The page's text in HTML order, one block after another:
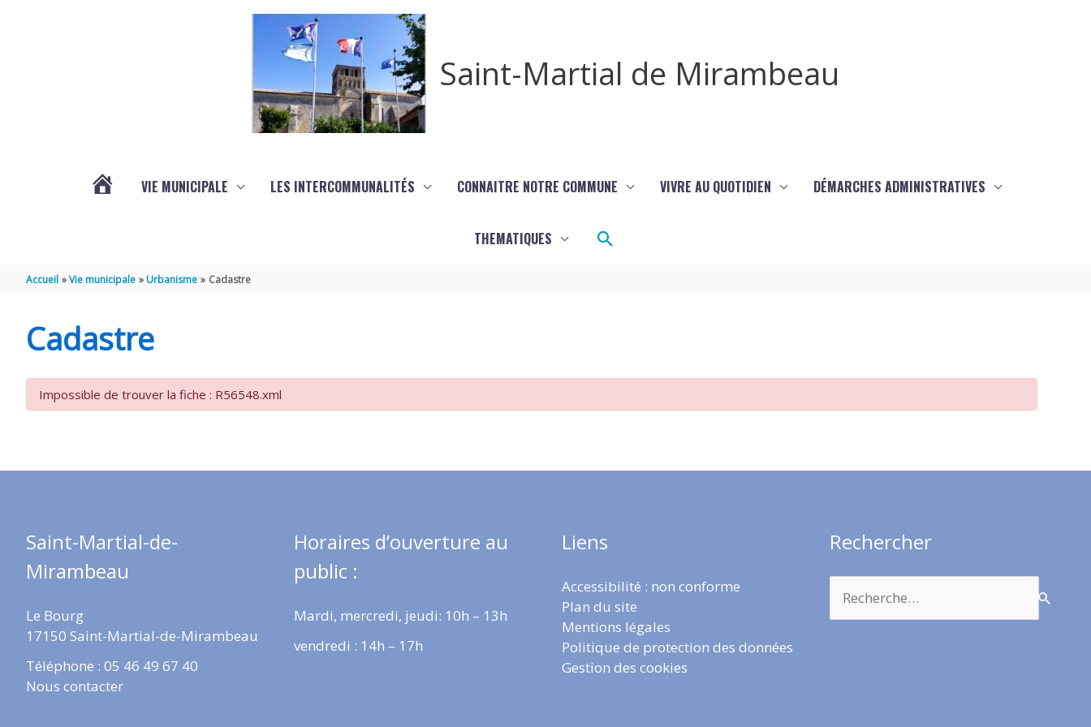
Saint-Martial de Mirambeau
VIE MUNICIPALE LES INTERCOMMUNALITÉS CONNAITRE NOTRE COMMUNE VIVRE AU QUOTIDIEN DÉMARCHES ADMINISTRATIVES
THEMATIQUES Rechercher
Accueil Vie municipale Urbanisme Cadastre
Cadastre
Impossible de trouver la fiche : R56548.xml
Saint-Martial-de-
Mirambeau
Le Bourg
17150 Saint-Martial-de-Mirambeau
Téléphone : 05 46 49 67 40
Nous contacter
Horaires d’ouverture au
public :
Mardi, mercredi, jeudi: 10h – 13h
vendredi : 14h – 17h
Liens
Accessibilité : non conforme
Plan du site
Mentions légales
Politique de protection des données
Gestion des cookies
Rechercher